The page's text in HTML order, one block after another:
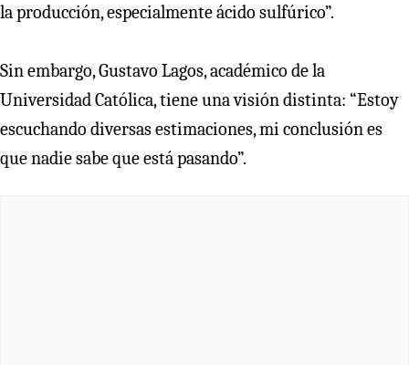
la producción, especialmente ácido sulfúrico”.
Sin embargo, Gustavo Lagos, académico de la
Universidad Católica, tiene una visión distinta: “Estoy
escuchando diversas estimaciones, mi conclusión es
que nadie sabe que está pasando”.